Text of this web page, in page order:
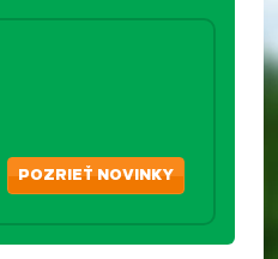
POZRIEŤ NOVINKY